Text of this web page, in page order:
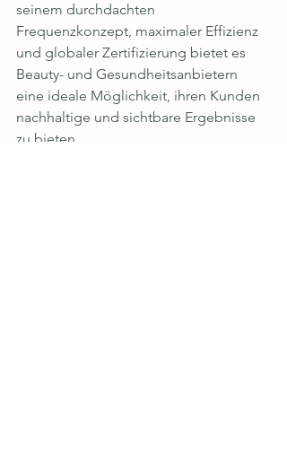
seinem durchdachten
Frequenzkonzept, maximaler Effizienz
und globaler Zertifizierung bietet es
Beauty- und Gesundheitsanbietern
eine ideale Möglichkeit, ihren Kunden
nachhaltige und sichtbare Ergebnisse
zu bieten.